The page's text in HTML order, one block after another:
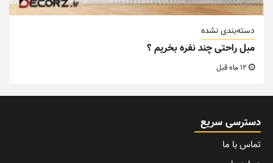
دسته‌بندی نشده
مبل راحتی چند نفره بخریم ؟
دسترسی سریع
تماس با ما